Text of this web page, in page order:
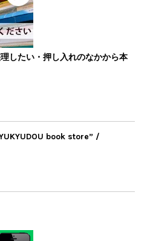
したい・押し入れのなかから本
book store” /